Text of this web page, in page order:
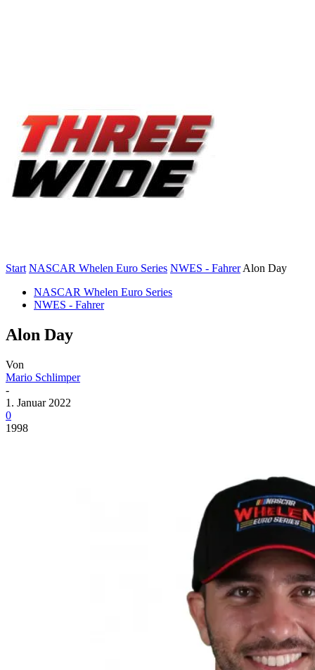
Start NASCAR Whelen Euro Series NWES - Fahrer Alon Day
NASCAR Whelen Euro Series
NWES - Fahrer
Alon Day
Von
Mario Schlimper
-
1. Januar 2022
0
1998